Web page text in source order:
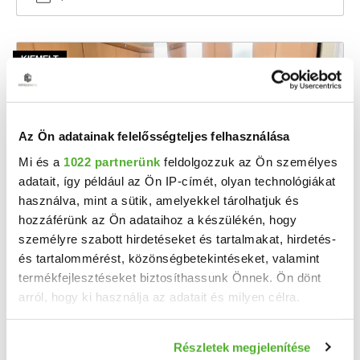
Az Ön adatainak felelősségteljes felhasználása
Mi és a 1022 partnerünk feldolgozzuk az Ön személyes
adatait, így például az Ön IP-címét, olyan technológiákat
használva, mint a sütik, amelyekkel tárolhatjuk és
hozzáférünk az Ön adataihoz a készülékén, hogy
személyre szabott hirdetéseket és tartalmakat, hirdetés-
és tartalommérést, közönségbetekintéseket, valamint
termékfejlesztéseket biztosíthassunk Önnek. Ön dönt
arról, hogy ki használja az adatait és milyen célra.
Információgyűjtés az Ön földrajzi elhelyezkedéséről
Részletek megjelenítése
41.9 M Ft 790 566 Ft/m2
Nyíregyháza, 4. emelet - Eladó téglalakás
Nyíregyháza - Örökösföldön, 53 nm-es, 2 szobás, erkélyes lakás négyszintes társasház ...